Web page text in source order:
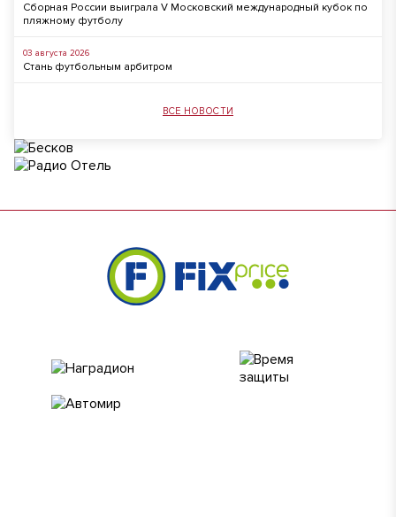
Сборная России выиграла V Московский международный кубок по
пляжному футболу
03 августа 2026
Стань футбольным арбитром
ВСЕ НОВОСТИ